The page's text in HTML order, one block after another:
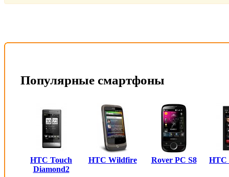
Популярные смартфоны
HTC Touch
Diamond2
HTC Wildfire Rover PC S8 HTC